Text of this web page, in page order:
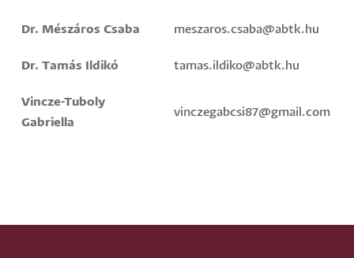
Dr. Mészáros Csaba meszaros.csaba@abtk.hu
Dr. Tamás Ildikó tamas.ildiko@abtk.hu
Vincze-Tuboly
Gabriella
vinczegabcsi87@gmail.com